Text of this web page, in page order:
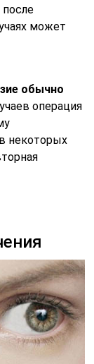
может
обычно
операция
некоторых